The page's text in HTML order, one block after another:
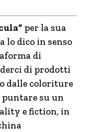
per la sua
lo dico in senso
di
di prodotti
dalle coloriture
su un
e fiction, in